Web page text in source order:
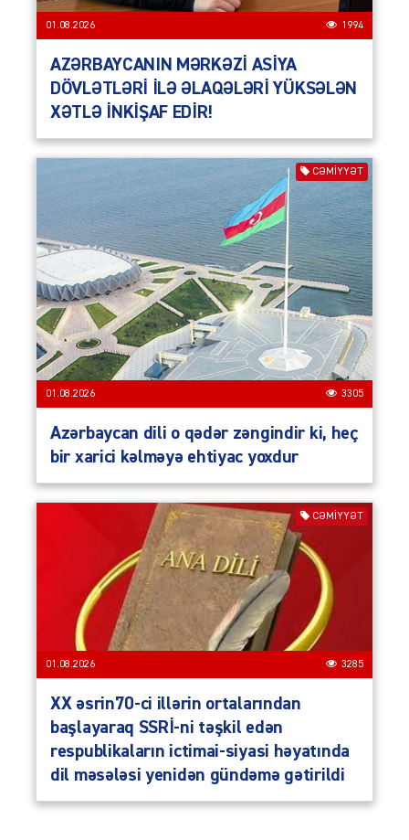
01.08.2026 1994
AZƏRBAYCANIN MƏRKƏZİ ASİYA
DÖVLƏTLƏRİ İLƏ ƏLAQƏLƏRİ YÜKSƏLƏN
XƏTLƏ İNKİŞAF EDİR!
CƏMIYYƏT
01.08.2026 3305
Azərbaycan dili o qədər zəngindir ki, heç
bir xarici kəlməyə ehtiyac yoxdur
CƏMIYYƏT
01.08.2026 3285
XX əsrin70-ci illərin ortalarından
başlayaraq SSRİ-ni təşkil edən
respublikaların ictimai-siyasi həyatında
dil məsələsi yenidən gündəmə gətirildi